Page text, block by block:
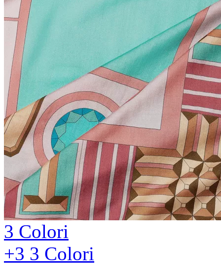
3 Colori
+3 3 Colori